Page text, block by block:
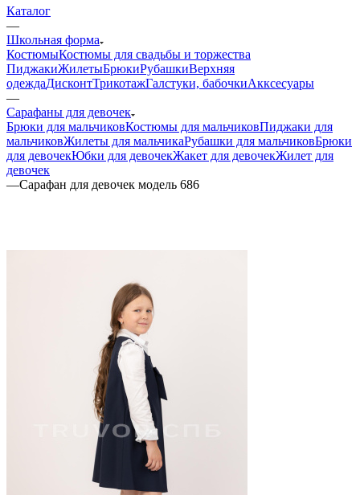
Каталог
—
Школьная форма
КостюмыКостюмы для свадьбы и торжества
ПиджакиЖилетыБрюкиРубашкиВерхняя
одеждаДисконтТрикотажГалстуки, бабочкиАкксесуары
—
Сарафаны для девочек
Брюки для мальчиковКостюмы для мальчиковПиджаки для
мальчиковЖилеты для мальчикаРубашки для мальчиковБрюки
для девочекЮбки для девочекЖакет для девочекЖилет для
девочек
—Сарафан для девочек модель 686